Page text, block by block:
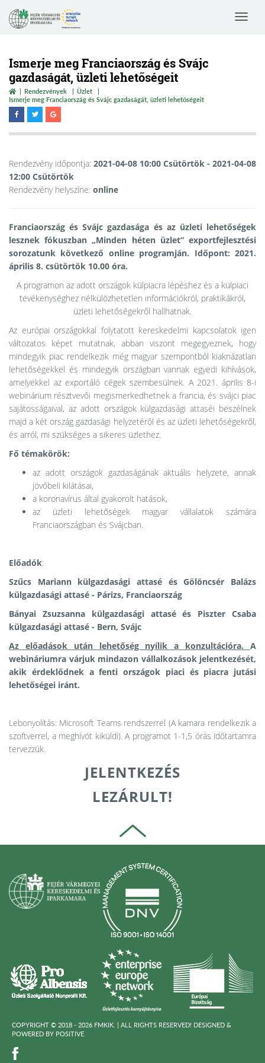
Toggle
Ismerje meg Franciaország és Svájc
gazdaságát, üzleti lehetőségeit
Rendezvények
Üzlet
Ismerje meg Franciaország és Svájc gazdaságát, üzleti lehetőségeit
Rendezvény időpontja: 2021-04-08 10:00 Csütörtök - 2021-04-08
12:00 Csütörtök
Rendezvény helyszíne: online
Franciaország és Svájc gazdasága és az üzleti lehetőségek
lesznek fókuszban „Minden héten üzlet” exportfejlesztési
sorozatunk következő online programján. Időpont: 2021.
április 8. csütörtök 10.00 óra.
A programon az adott országok külpiacra lépéshez és a külpiaci
tevékenységhez nélkülözhetetlen információkról, praktikákról,
üzleti lehetőségekről hallhatnak.
Az európai országokkal folytatott kereskedelmi kapcsolatok igen
változatos képet mutatnak, abban viszont megegyeznek, hogy
mindegyik piac rendelkezik még magyar szempontból kiaknázatlan
lehetőségekkel és mindegyik országban vannak egyedi kihívások,
amelyekkel az exportáló cégek szembesülnek. A 2021. április 8-i
webinárium résztvevői megismerkedhetnek a francia, és svájci piac
sajátosságaival, az adott országok külgazdasági attaséi beszélnek
majd a két ország gazdasági helyzetéről és az üzleti lehetőségekről,
és arról, mi szükséges a sikeres üzlethez.
Fő témakörök:
az adott országok gazdaságának aktuális helyzete, annak
jövőbeli kilátásai,
a koronavírus által gyakorolt hatások,
az üzleti lehetőségek magyar vállalatok számára
Franciaországban és Svájcban.
Előadók:
Szűcs Mariann külgazdasági attasé és Gölöncsér Balázs
külgazdasági attasé - Párizs, Franciaország
Bányai Zsuzsanna külgazdasági attasé és Piszter Csaba
külgazdasági attasé - Bern, Svájc
Az előadások után lehetőség nyílik a konzultációra. A
webináriumra várjuk mindazon vállalkozások jelentkezését,
akik érdeklődnek a fenti országok piaci és piacra jutási
lehetőségei iránt.
Lebonyolítás: Microsoft Teams rendszerrel (A kamara rendelkezik a
szoftverrel, a meghívót kiküldi). A programot 1-1,5 órás időtartamra
tervezzük.
JELENTKEZÉS
LEZÁRULT!
COPYRIGHT © 2018 - 2026 FMKIK. | ALL RIGHTS RESERVED! DESIGNED &
POWERED BY POSITIVE